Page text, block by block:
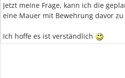
Jetzt meine Frage, kann ich die
eine Mauer mit Bewehrung davor zu
Ich hoffe es ist verständlich